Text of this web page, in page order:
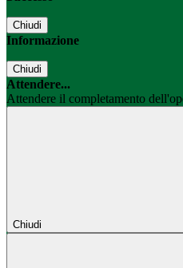
Chiudi
Informazione
Chiudi
Attendere...
Attendere il completamento
Chiudi